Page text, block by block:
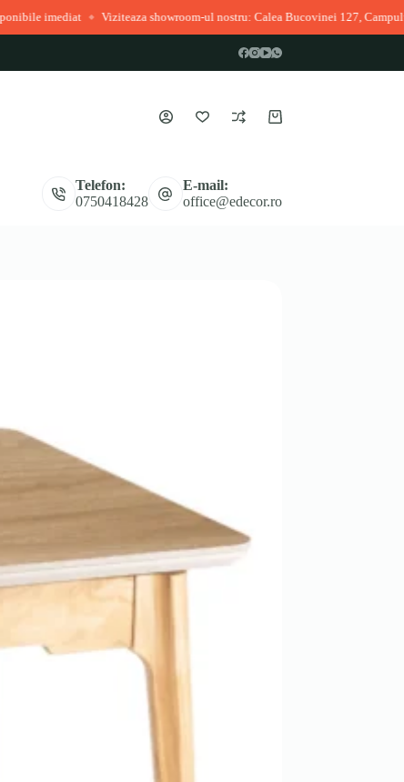
◆ Viziteaza showroom-ul nostru: Calea Bucovinei 127, Campulung
Coș
Telefon:
0750418428
E-mail:
office@edecor.ro